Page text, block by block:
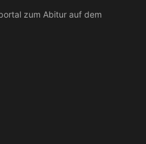
zum Abitur auf dem